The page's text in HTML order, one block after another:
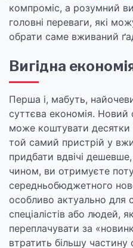
компроміс, а розумний
головні переваги, які
обрати саме вживаний
Вигідна
Перша і, мабуть,
суттєва економія.
може коштувати десятки
той самий пристрій у
придбати вдвічі
чином, ви отримуєте
середньобюджетного
особливо актуально для
спеціалістів або людей,
переплачувати за
втратить більшу частину